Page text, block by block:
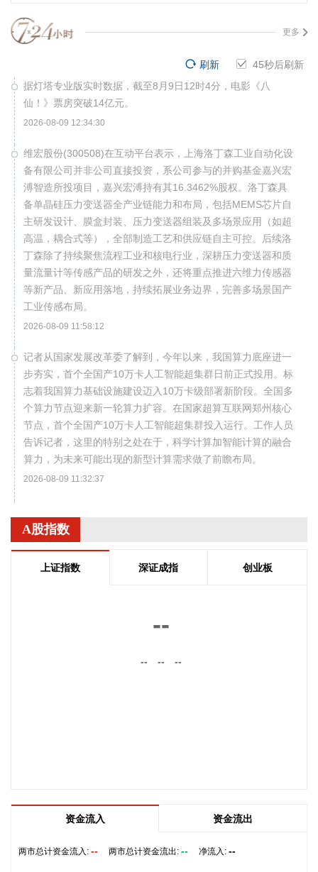
更多
45秒后刷新
刷新
据灯塔专业版实时数据，截至8月9日12时4分，电影《八
仙！》票房突破14亿元。
2026-08-09 12:34:30
维宏股份(300508)在互动平台表示，上海洛丁森工业自动化设
备有限公司并非公司直接投资，系公司参与的并购基金嘉兴宏
溥智造所投项目，嘉兴宏溥持有其16.3462%股权。洛丁森具
备单晶硅压力变送器全产业链能力和布局，包括MEMS芯片自
主研发设计、膜盒封装、压力变送器组装及多场景应用（如超
高温，耦合式等），全部制造工艺和供应链自主可控。后续洛
丁森除了持续聚焦流程工业和核电行业，深耕压力变送器和质
量流量计等传感产品的研发之外，还将重点推进六维力传感器
等新产品、新应用落地，持续拓展业务边界，完善多场景国产
工业传感布局。
2026-08-09 11:58:12
记者从国家发展改革委了解到，今年以来，我国算力底座进一
步夯实，首个全国产10万卡人工智能超集群日前正式投用。标
志着我国算力基础设施建设迈入10万卡级部署新阶段。全国多
个算力节点迎来新一轮算力扩容。在国家超算互联网郑州核心
节点，首个全国产10万卡人工智能超集群投入运行。工作人员
告诉记者，这里的特别之处在于，科学计算加智能计算的融合
算力，为未来可能出现的新型计算需求做了前瞻布局。
2026-08-09 11:32:37
PPI数据。7月份，受国际输入性因素影响，居民消费价格指数
（CPI）环比下降0.1%，同比上涨0.5%，扣除食品和能源价格
的核心CPI环比上涨0.3%，同比上涨0.9%，CPI总体保持温和
下降0.7%，降幅比上月扩大0.4个百分点。7月PPI环比运行的
开采、精炼石油产品制造、有机化学原料制造价格分别下降
加、价格上涨。新动能成长壮大，人工智能、高端装备、新材
及相关装置制造价格分别上涨2.5%、0.4%和0.3%。品质类消
A股指数
上证指数 深证成指 创业板
--
-- -- --
资金流入 资金流出
两市总计资金流入: -- 两市总计资金流出: -- 净流入: --